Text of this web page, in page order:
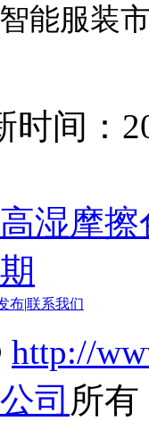
能服装
时间：
湿摩擦
布联系我们
http://
司 所